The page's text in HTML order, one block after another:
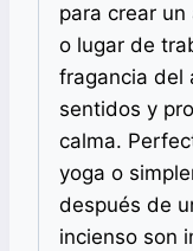
para crear
o lugar de
fragancia del
sentidos y
calma.
yoga o
después de
incienso son